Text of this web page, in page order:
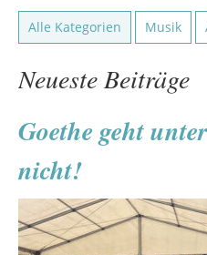
Alle Kategorien Musik
Neueste Beiträge
Goethe geht
nicht!